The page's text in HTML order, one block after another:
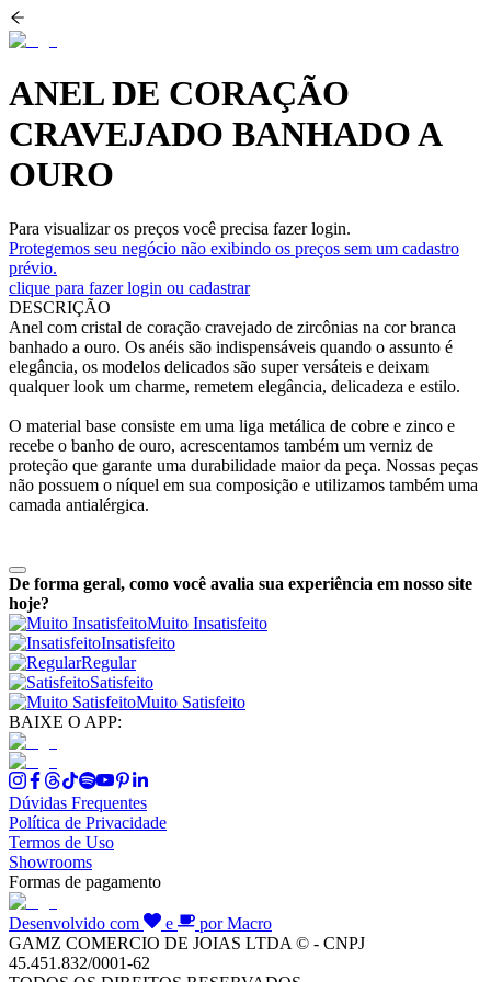
ANEL DE CORAÇÃO
CRAVEJADO BANHADO A
OURO
Para visualizar os preços você precisa fazer login.
Protegemos seu negócio não exibindo os preços sem um cadastro
prévio.
clique para fazer login ou cadastrar
DESCRIÇÃO
Anel com cristal de coração cravejado de zircônias na cor branca
banhado a ouro. Os anéis são indispensáveis quando o assunto é
elegância, os modelos delicados são super versáteis e deixam
qualquer look um charme, remetem elegância, delicadeza e estilo.
O material base consiste em uma liga metálica de cobre e zinco e
recebe o banho de ouro, acrescentamos também um verniz de
proteção que garante uma durabilidade maior da peça. Nossas peças
não possuem o níquel em sua composição e utilizamos também uma
camada antialérgica.
De forma geral, como você avalia sua experiência em nosso site
hoje?
Muito Insatisfeito
Insatisfeito
Regular
Satisfeito
Muito Satisfeito
BAIXE O APP:
Dúvidas Frequentes
Política de Privacidade
Termos de Uso
Showrooms
Formas de pagamento
Desenvolvido com e
por Macro
GAMZ COMERCIO DE JOIAS LTDA © - CNPJ
45.451.832/0001-62